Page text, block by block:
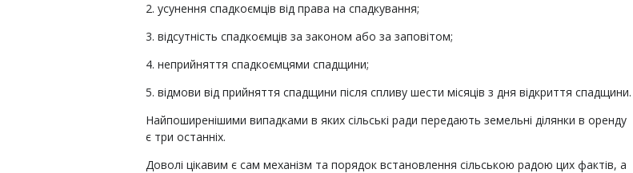
2. усунення спадкоємців від права на спадкування;
3. відсутність спадкоємців за законом або за заповітом;
4. неприйняття спадкоємцями спадщини;
5. відмови від прийняття спадщини після спливу шести місяців з дня відкриття спадщини.
Найпоширенішими випадками в яких сільські ради передають земельні ділянки в оренду
є три останніх.
Доволі цікавим є сам механізм та порядок встановлення сільською радою цих фактів, а